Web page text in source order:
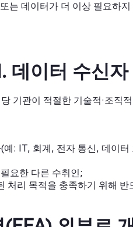
데이터가 더 이상 필요하
데이터 수신자
기관이 적절한 기술적·조직
: IT, 회계, 전자 통신, 데이
요한 다른 수취인;
리 목적을 충족하기 위해